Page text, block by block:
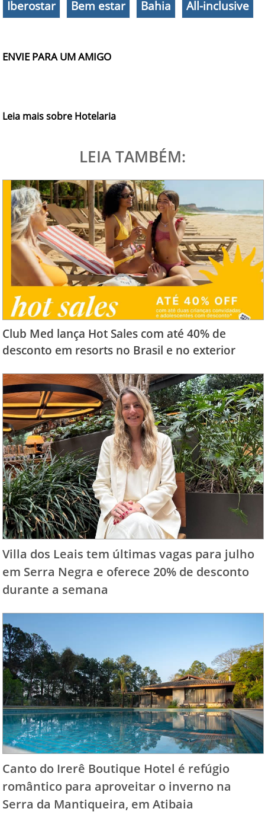
Iberostar Bem estar Bahia All-inclusive
ENVIE PARA UM AMIGO
Leia mais sobre Hotelaria
LEIA TAMBÉM:
Club Med lança Hot Sales com até 40% de
desconto em resorts no Brasil e no exterior
Villa dos Leais tem últimas vagas para julho
em Serra Negra e oferece 20% de desconto
durante a semana
Canto do Irerê Boutique Hotel é refúgio
romântico para aproveitar o inverno na
Serra da Mantiqueira, em Atibaia